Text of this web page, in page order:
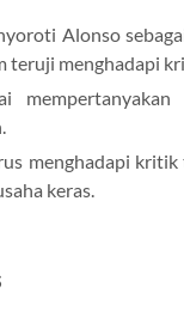
Alonso
teruji menghadapi
menghadapi kritik
keras.